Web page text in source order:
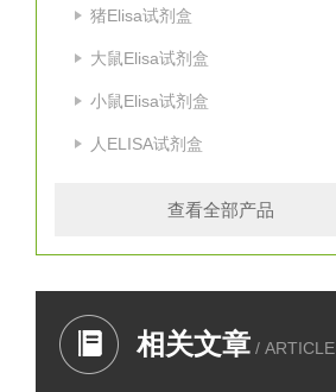
猪Elisa试剂盒
大鼠Elisa试剂盒
小鼠Elisa试剂盒
人ELISA试剂盒
查看全部产品
相关文章 / ARTICLE